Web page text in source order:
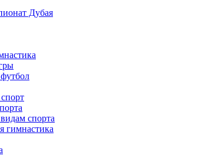
Дубая
спорта
гимнастика